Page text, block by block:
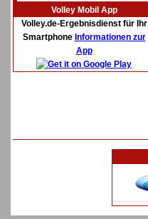
Volley Mobil App
Volley.de-Ergebnisdienst für Ihr
Smartphone Informationen zur
App